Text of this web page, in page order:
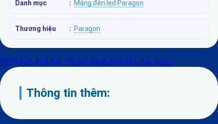
Danh mục : Máng đèn led Paragon
Thương hiệu : Paragon
0827 242 424 (Mr. Thuận) 0908 535 353 (Mr. Hoài)
Thông tin thêm: